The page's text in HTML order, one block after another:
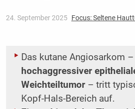
24. September 2025 Focus: Seltene
Das kutane Angiosarkom –
hochaggressiver
Weichteiltumor – tritt
Kopf-Hals-Bereich auf.